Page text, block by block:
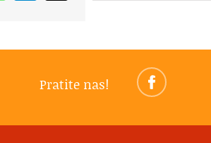
Pratite nas!